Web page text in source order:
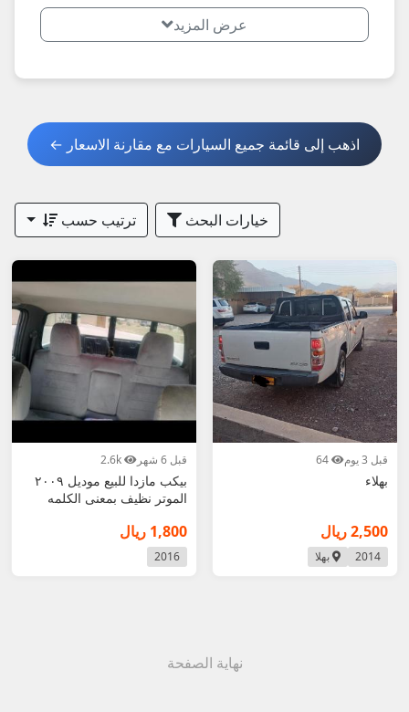
عرض المزيد
اذهب إلى قائمة جميع السيارات مع مقارنة الاسعار ←
خيارات البحث ترتيب حسب
قبل 3 يوم
بهلاء
2,500 ريال
2014 بهلا
قبل 6 شهر
بيكب مازدا للبيع موديل ٢٠٠٩
الموتر نظيف بمعنى الكلمه
1,800 ريال
2016
نهاية الصفحة